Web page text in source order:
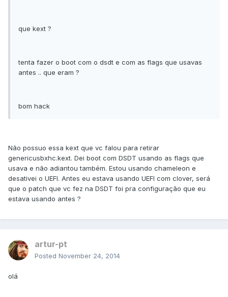
que kext ?
tenta fazer o boot com o dsdt e com as flags que usavas
antes .. que eram ?
bom hack
Não possuo essa kext que vc falou para retirar
genericusbxhc.kext. Dei boot com DSDT usando as flags que
usava e não adiantou também. Estou usando chameleon e
desativei o UEFI. Antes eu estava usando UEFI com clover, será
que o patch que vc fez na DSDT foi pra configuração que eu
estava usando antes ?
artur-pt
Posted November 24, 2014
olá